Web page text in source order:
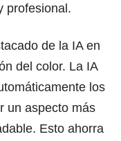
profesional.
de la IA en
del color. La IA
los
un aspecto más
Esto ahorra